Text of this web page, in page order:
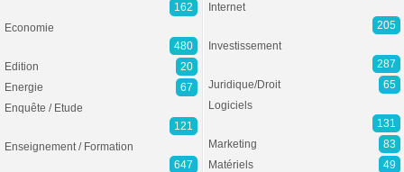
162
Economie
480
Edition
20
Energie
67
Enquête / Etude
121
Enseignement / Formation
647
Internet
205
Investissement
287
Juridique/Droit
65
Logiciels
131
Marketing
83
Matériels
49